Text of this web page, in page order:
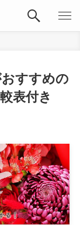
すすめの
表付き